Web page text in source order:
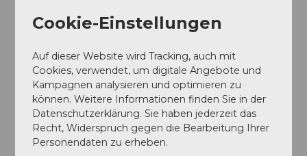
In der Nähe Auf der Karte anschauen
Veranstaltung
Sehenswertes
Touren
Cookie-Einstellungen
Auf dieser Website wird Tracking, auch mit
Cookies, verwendet, um digitale Angebote und
Kampagnen analysieren und optimieren zu
können. Weitere Informationen finden Sie in der
Datenschutzerklärung. Sie haben jederzeit das
Recht, Widerspruch gegen die Bearbeitung Ihrer
Personendaten zu erheben.